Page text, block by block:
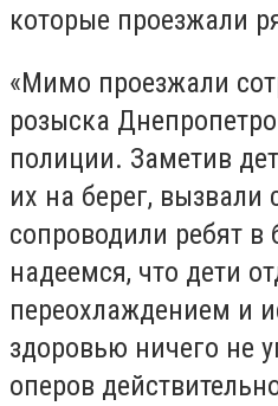
которые проезжали
«Мимо проезжали
розыска
полиции. Заметив
их на берег, вызвали
сопроводили ребят
надеемся, что дети
переохлаждением и
здоровью ничего не
оперов